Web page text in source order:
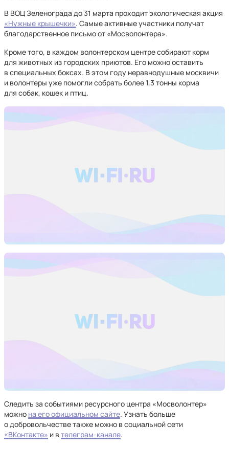
В ВОЦ Зеленограда до 31 марта проходит экологическая акция
«Нужные крышечки». Самые активные участники получат
благодарственное письмо от «Мосволонтера».
Кроме того, в каждом волонтерском центре собирают корм
для животных из городских приютов. Его можно оставить
в специальных боксах. В этом году неравнодушные москвичи
и волонтеры уже помогли собрать более 1,3 тонны корма
для собак, кошек и птиц.
Следить за событиями ресурсного центра «Мосволонтер»
можно на его официальном сайте. Узнать больше
о добровольчестве также можно в социальной сети
«ВКонтакте» и в телеграм-канале.